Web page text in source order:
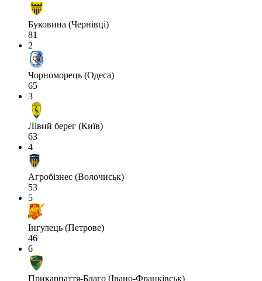
Буковина (Чернівці)
81
2
Чорноморець (Одеса)
65
3
Лівий берег (Київ)
63
4
Агробізнес (Волочиськ)
53
5
Інгулець (Петрове)
46
6
Прикарпаття-Благо (Івано-Франківськ)